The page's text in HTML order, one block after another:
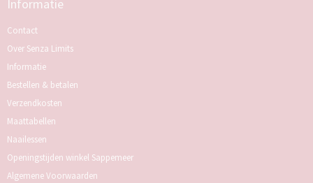
Informatie
Contact
Over Senza Limits
Informatie
Bestellen & betalen
Verzendkosten
Maattabellen
Naailessen
Openingstijden winkel Sappemeer
Algemene Voorwaarden